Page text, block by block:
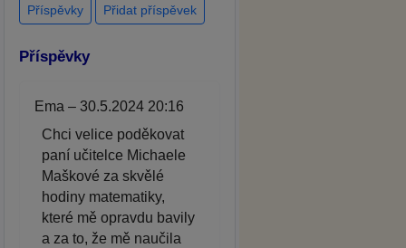
Příspěvky Přidat příspěvek
Příspěvky
Ema – 30.5.2024 20:16
Chci velice poděkovat
paní učitelce Michaele
Maškové za skvělé
hodiny matematiky,
které mě opravdu bavily
a za to, že mě naučila